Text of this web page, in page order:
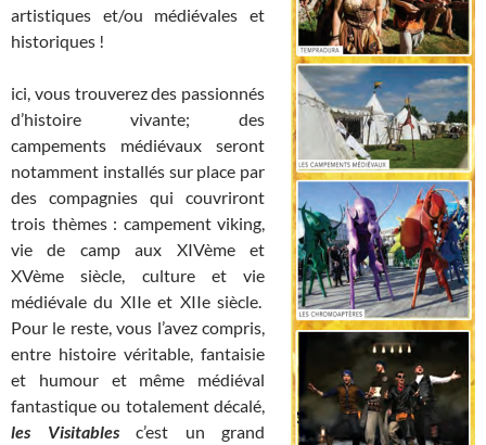
artistiques et/ou médiévales et
historiques !
ici, vous trouverez des passionnés
d’histoire vivante; des
campements médiévaux seront
notamment installés sur place par
des compagnies qui couvriront
trois thèmes : campement viking,
vie de camp aux XIVème et
XVème siècle, culture et vie
médiévale du XIIe et XIIe siècle.
Pour le reste, vous l’avez compris,
entre histoire véritable, fantaisie
et humour et même médiéval
fantastique ou totalement décalé,
les Visitablesc’est un grand